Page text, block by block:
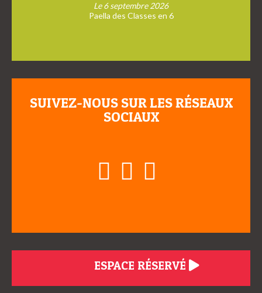
Le 6 septembre 2026
Paella des Classes en 6
SUIVEZ-NOUS SUR LES RÉSEAUX
SOCIAUX
ESPACE RÉSERVÉ